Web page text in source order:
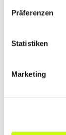
Präferenzen
Statistiken
Marketing
BILDER